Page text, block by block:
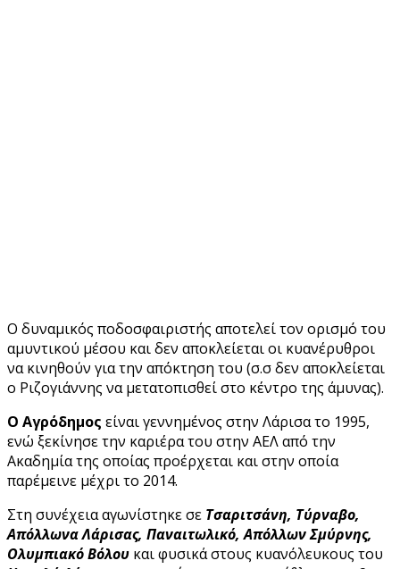
Ο δυναμικός ποδοσφαιριστής αποτελεί τον ορισμό του
αμυντικού μέσου και δεν αποκλείεται οι κυανέρυθροι
να κινηθούν για την απόκτηση του (σ.σ δεν αποκλείεται
ο Ριζογιάννης να μετατοπισθεί στο κέντρο της άμυνας).
Ο Αγρόδημος είναι γεννημένος στην Λάρισα το 1995,
ενώ ξεκίνησε την καριέρα του στην ΑΕΛ από την
Ακαδημία της οποίας προέρχεται και στην οποία
παρέμεινε μέχρι το 2014.
Στη συνέχεια αγωνίστηκε σε Τσαριτσάνη, Τύρναβο,
Απόλλωνα Λάρισας, Παναιτωλικό, Απόλλων Σμύρνης,
Ολυμπιακό Βόλου και φυσικά στους κυανόλευκους του